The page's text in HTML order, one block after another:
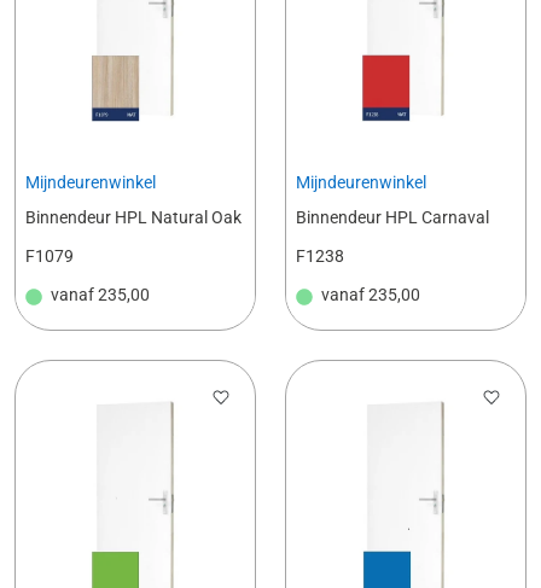
Mijndeurenwinkel
Binnendeur HPL Natural Oak
F1079
vanaf235,00
Mijndeurenwinkel
Binnendeur HPL Carnaval
F1238
vanaf235,00